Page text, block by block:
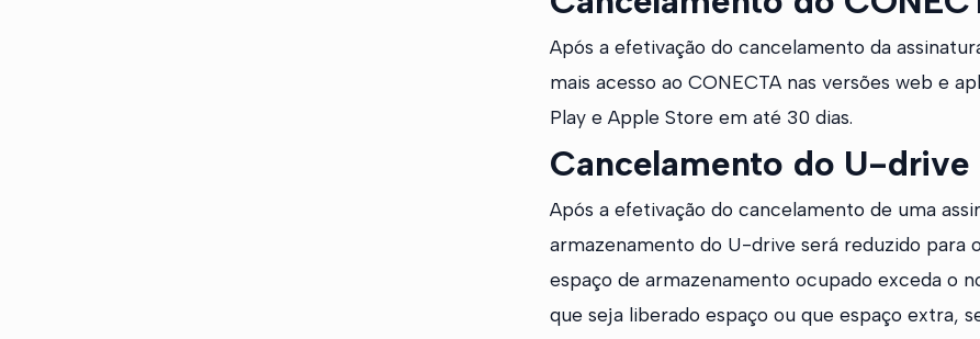
Após a efetivação do cancelamento da
mais acesso ao CONECTA nas versões web e
Play e Apple Store em até 30 dias.
Cancelamento do U-drive
Após a efetivação do cancelamento de uma
armazenamento do U-drive será reduzido para
espaço de armazenamento ocupado exceda o
que seja liberado espaço ou que espaço extra,